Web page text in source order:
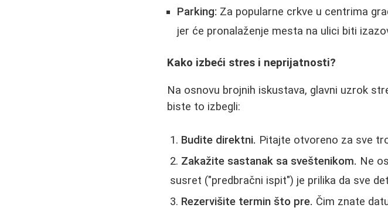
Parking: Za popularne crkve u centrima
jer će pronalaženje mesta na ulici biti
Kako izbeći stres i neprijatnosti?
Na osnovu brojnih iskustava, glavni uzrok
biste to izbegli:
Budite direktni. Pitajte otvoreno za sve
Zakažite sastanak sa sveštenikom. Ne
susret ("predbračni ispit") je prilika da sve
Rezervišite termin što pre. Čim znate